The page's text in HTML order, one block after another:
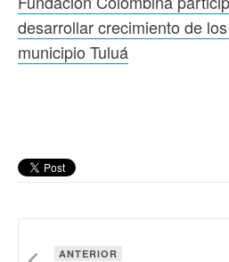
desarrollar crecimiento de
municipio Tuluá
ANTERIOR